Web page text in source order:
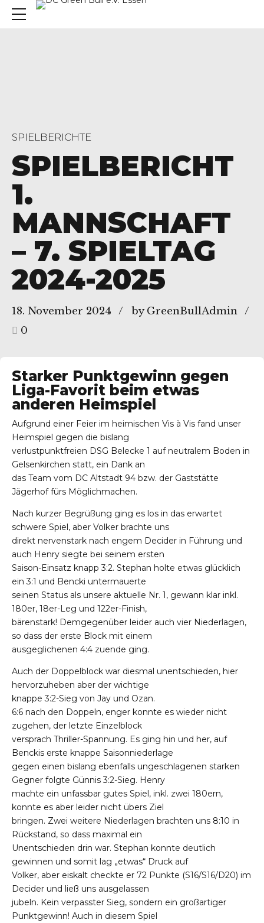
Essen
SPIELBERICHTE
SPIELBERICHT
1.
MANNSCHAFT
– 7. SPIELTAG
2024-2025
18. November 2024
by GreenBullAdmin
0
Starker Punktgewinn gegen
Liga-Favorit beim etwas
anderen Heimspiel
Aufgrund einer Feier im heimischen Vis à Vis fand unser
Heimspiel gegen die bislang
verlustpunktfreien DSG Belecke 1 auf neutralem Boden in
Gelsenkirchen statt, ein Dank an
das Team vom DC Altstadt 94 bzw. der Gaststätte
Jägerhof fürs Möglichmachen.
Nach kurzer Begrüßung ging es los in das erwartet
schwere Spiel, aber Volker brachte uns
direkt nervenstark nach engem Decider in Führung und
auch Henry siegte bei seinem ersten
Saison-Einsatz knapp 3:2. Stephan holte etwas glücklich
ein 3:1 und Bencki untermauerte
seinen Status als unsere aktuelle Nr. 1, gewann klar inkl.
180er, 18er-Leg und 122er-Finish,
bärenstark! Demgegenüber leider auch vier Niederlagen,
so dass der erste Block mit einem
ausgeglichenen 4:4 zuende ging.
Auch der Doppelblock war diesmal unentschieden, hier
hervorzuheben aber der wichtige
knappe 3:2-Sieg von Jay und Ozan.
6:6 nach den Doppeln, enger konnte es wieder nicht
zugehen, der letzte Einzelblock
versprach Thriller-Spannung. Es ging hin und her, auf
Benckis erste knappe Saisonniederlage
gegen einen bislang ebenfalls ungeschlagenen starken
Gegner folgte Günnis 3:2-Sieg. Henry
machte ein unfassbar gutes Spiel, inkl. zwei 180ern,
konnte es aber leider nicht übers Ziel
bringen. Zwei weitere Niederlagen brachten uns 8:10 in
Rückstand, so dass maximal ein
Unentschieden drin war. Stephan konnte deutlich
gewinnen und somit lag „etwas“ Druck auf
Volker, aber eiskalt checkte er 72 Punkte (S16/S16/D20) im
Decider und ließ uns ausgelassen
jubeln. Kein verpasster Sieg, sondern ein großartiger
Punktgewinn! Auch in diesem Spiel